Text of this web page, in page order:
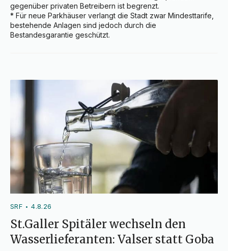
gegenüber privaten Betreibern ist begrenzt.
* Für neue Parkhäuser verlangt die Stadt zwar Mindesttarife,
bestehende Anlagen sind jedoch durch die
Bestandesgarantie geschützt.
SRF •4.8.26
St.Galler Spitäler wechseln den
Wasserlieferanten: Valser statt Goba